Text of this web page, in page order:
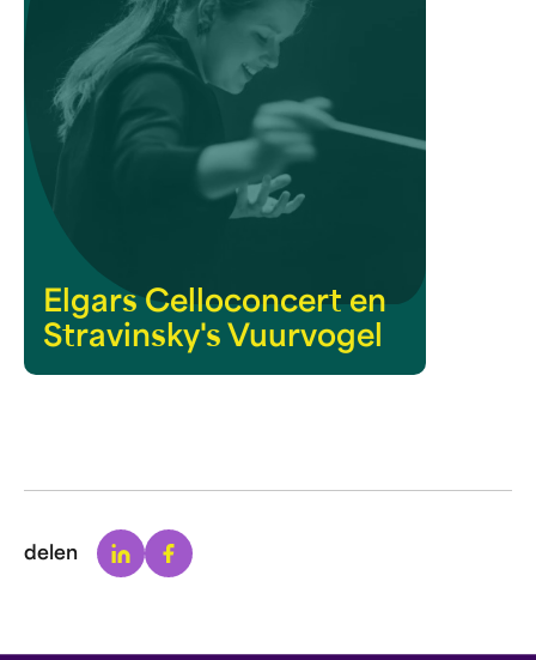
Elgars Celloconcert en
Stravinsky's Vuurvogel
delen LinkedinFacebook